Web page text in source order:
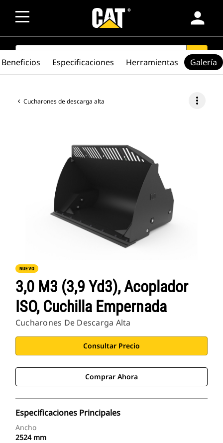
person
SEARCH search
Cucharones de descarga alta more_vert
NUEVO
3,0 M3 (3,9 Yd3), Acoplador
ISO, Cuchilla Empernada
Cucharones De Descarga Alta
Consultar Precio
Comprar Ahora
Especificaciones Principales
Ancho
2524 mm
Beneficios Especificaciones Herramientas Galería